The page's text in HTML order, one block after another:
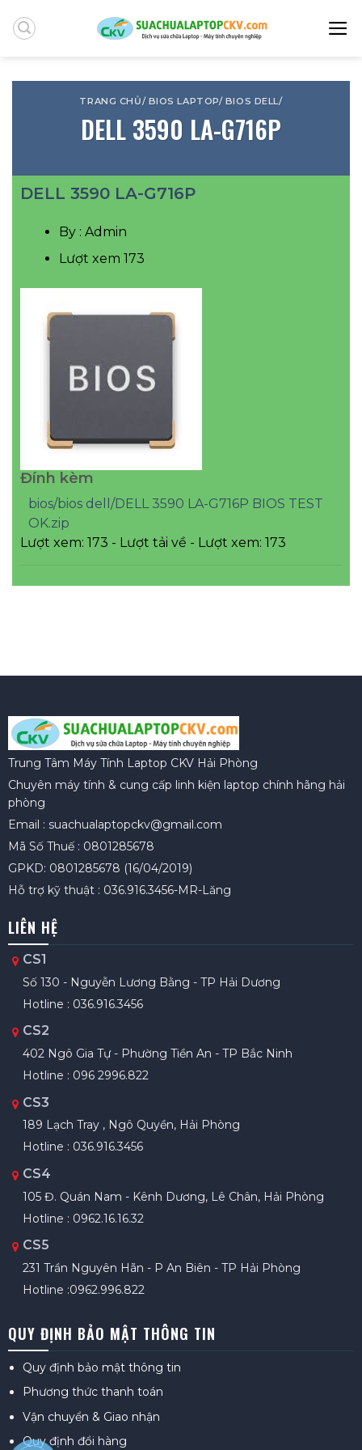
content
TRANG CHỦ/ BIOS LAPTOP/ BIOS DELL/
DELL 3590 LA-G716P
DELL 3590 LA-G716P
By : Admin
Lượt xem 173
Đính kèm
bios/bios dell/DELL 3590 LA-G716P BIOS TEST
OK.zip
Lượt xem: 173 - Lượt tải về - Lượt xem: 173
Trung Tâm Máy Tính Laptop CKV Hải Phòng
Chuyên máy tính & cung cấp linh kiện laptop chính hãng hải
phòng
Email : suachualaptopckv@gmail.com
Mã Số Thuế : 0801285678
GPKD: 0801285678 (16/04/2019)
Hỗ trợ kỹ thuật : 036.916.3456-MR-Lăng
LIÊN HỆ
CS1
Số 130 - Nguyễn Lương Bằng - TP Hải Dương
Hotline : 036.916.3456
CS2
402 Ngô Gia Tự - Phường Tiền An - TP Bắc Ninh
Hotline : 096 2996.822
CS3
189 Lạch Tray , Ngô Quyền, Hải Phòng
Hotline : 036.916.3456
CS4
105 Đ. Quán Nam - Kênh Dương, Lê Chân, Hải Phòng
Hotline : 0962.16.16.32
CS5
231 Trần Nguyên Hãn - P An Biên - TP Hải Phòng
Hotline :0962.996.822
QUY ĐỊNH BẢO MẬT THÔNG TIN
Quy định bảo mật thông tin
Phương thức thanh toán
Vận chuyển & Giao nhận
Quy định đổi hàng